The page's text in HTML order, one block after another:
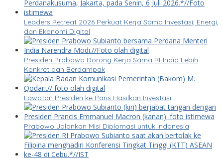
Leaders Retreat 2026 Perkuat Kerja Sama Investasi, Energi,
dan Ekonomi Digital
Presiden Prabowo Dorong Kerja Sama RI-India Lebih
Konkret dan Berdampak
Lawatan Presiden ke Paris Hasilkan Investasi
Prabowo Jalankan Misi Diplomasi untuk Indonesia